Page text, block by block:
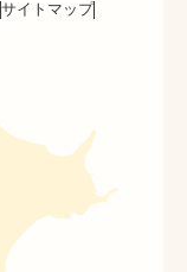
サイトマップ